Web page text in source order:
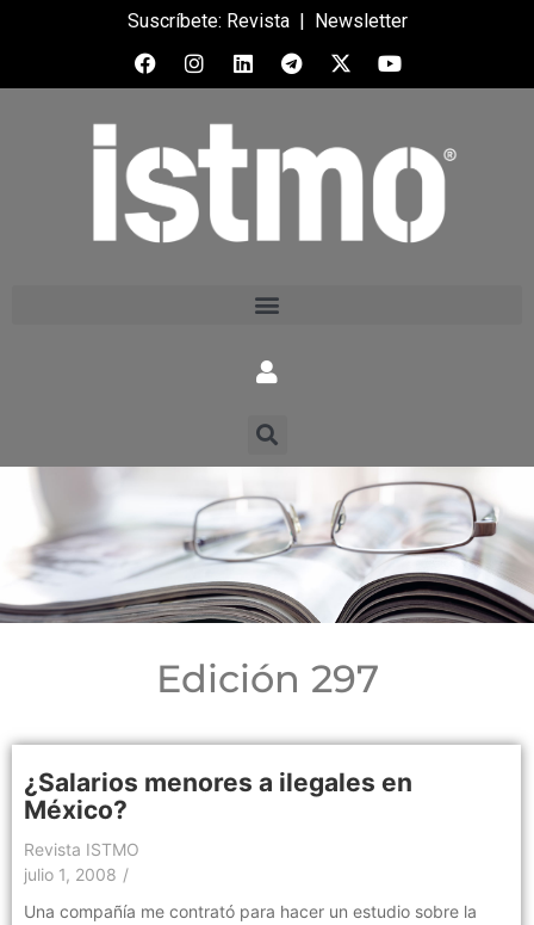
Suscríbete: Revista| Newsletter
Edición 297
¿Salarios menores a ilegales en
México?
Revista ISTMO
julio 1, 2008 /
Una compañía me contrató para hacer un estudio sobre la